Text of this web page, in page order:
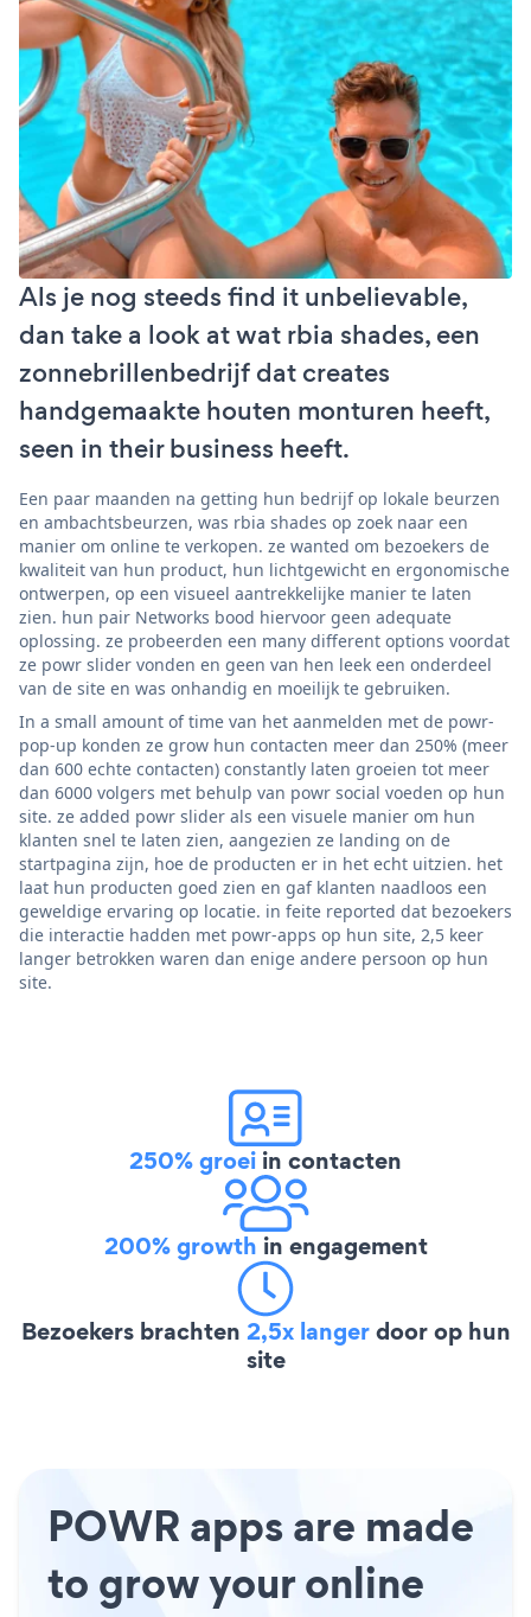
Als je nog steeds find it unbelievable,
dan take a look at wat rbia shades, een
zonnebrillenbedrijf dat creates
handgemaakte houten monturen heeft,
seen in their business heeft.
Een paar maanden na getting hun bedrijf op lokale beurzen
en ambachtsbeurzen, was rbia shades op zoek naar een
manier om online te verkopen. ze wanted om bezoekers de
kwaliteit van hun product, hun lichtgewicht en ergonomische
ontwerpen, op een visueel aantrekkelijke manier te laten
zien. hun pair Networks bood hiervoor geen adequate
oplossing. ze probeerden een many different options voordat
ze powr slider vonden en geen van hen leek een onderdeel
van de site en was onhandig en moeilijk te gebruiken.
In a small amount of time van het aanmelden met de powr-
pop-up konden ze grow hun contacten meer dan 250% (meer
dan 600 echte contacten) constantly laten groeien tot meer
dan 6000 volgers met behulp van powr social voeden op hun
site. ze added powr slider als een visuele manier om hun
klanten snel te laten zien, aangezien ze landing on de
startpagina zijn, hoe de producten er in het echt uitzien. het
laat hun producten goed zien en gaf klanten naadloos een
geweldige ervaring op locatie. in feite reported dat bezoekers
die interactie hadden met powr-apps op hun site, 2,5 keer
langer betrokken waren dan enige andere persoon op hun
site.
250% groei in contacten
200% growth in engagement
Bezoekers brachten 2,5x langerdoor op hun
site
POWR apps are made
to grow your online